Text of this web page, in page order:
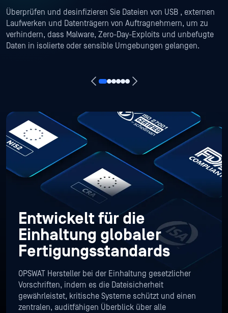
Überprüfen und desinfizieren Sie Dateien von USB , externen
Laufwerken und Datenträgern von Auftragnehmern, um zu
verhindern, dass Malware, Zero-Day-Exploits und unbefugte
Daten in isolierte oder sensible Umgebungen gelangen.
Entwickelt für die
Einhaltung globaler
Fertigungsstandards
OPSWAT Hersteller bei der Einhaltung gesetzlicher
Vorschriften, indem es die Dateisicherheit
gewährleistet, kritische Systeme schützt und einen
zentralen, auditfähigen Überblick über alle